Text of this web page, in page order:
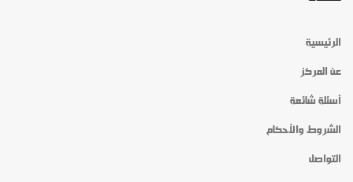
الرئيسية
عن المركز
أسئلة شائعة
الشروط والأحكام
التواصل